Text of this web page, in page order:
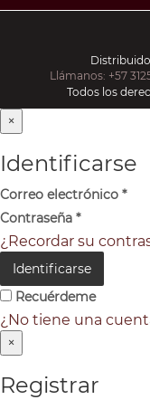
Llámanos: +57
Todos los
×
Identificarse
Correo electrónico *
Contraseña *
¿Recordar su
Identificarse
Recuérdeme
¿No tiene una
×
Registrar